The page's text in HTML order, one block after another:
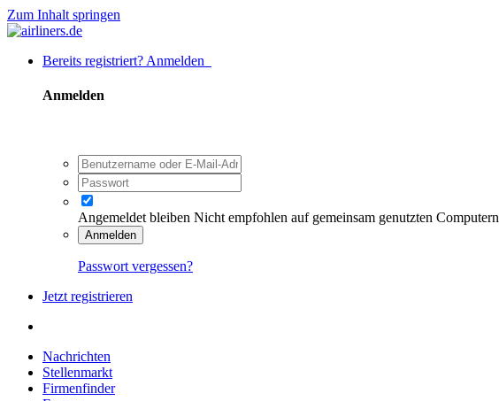
Zum Inhalt springen
Bereits registriert? Anmelden
Anmelden
Angemeldet bleiben Nicht empfohlen auf gemeinsam genutzten Computern
Anmelden
Passwort vergessen?
Jetzt registrieren
Nachrichten
Stellenmarkt
Firmenfinder